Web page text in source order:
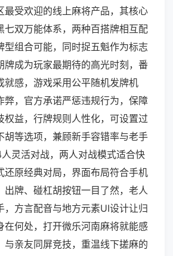
最受欢迎的线上麻将产品，其核心
七双万能体系，两种百搭牌相互配
型组合可能，同时捉五魁作为标志
牌成为玩家最期待的高光时刻，番
就感，游戏采用公平随机发牌机
弊，官方承诺严惩违规行为，保障
权益，行牌规则人性化，可设置过
胡等选项，兼顾新手容错率与老手
灵活对战，两人对战模式适合快
还原经典对局，界面布局符合手机
出牌、碰杠胡按钮一目了然，老人
，方言配音与地方元素UI设计让归
在何处，打开微乐河南麻将就能感
与亲友同屏竞技，重温线下搓麻的